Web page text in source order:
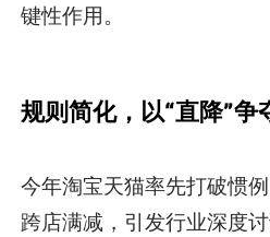
键性作用。
规则简化，以“直降”争
今年淘宝天猫率先打破惯
跨店满减，引发行业深度讨